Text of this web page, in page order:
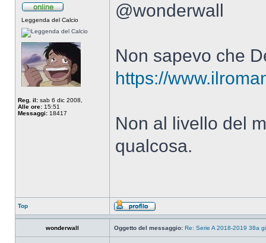
Leggenda del Calcio
Reg. il: sab 6 dic 2008,
Alle ore: 15:51
Messaggi: 18417
@wonderwall
Non sapevo che
https://
Non al livello del
qualcosa.
Top
wonderwall Oggetto del messaggio: Re: Serie A 2018-2019 38a